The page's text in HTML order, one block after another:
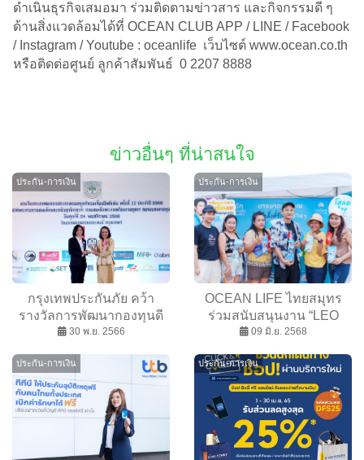
ดำเนินธุรกิจเสมอมา ร่วมติดตามข่าวสาร และกิจกรรมดี ๆ
ด้านสิ่งแวดล้อมได้ที่ OCEAN CLUB APP / LINE / Facebook
/ Instagram / Youtube : oceanlife เว็บไซต์ www.ocean.co.th
หรือติดต่อศูนย์ ลูกค้าสัมพันธ์ 0 2207 8888
ข่าวอื่นๆ ที่น่าสนใจ
ประกัน-การเงิน
กรุงเทพประกันภัย คว้า
รางวัลการพัฒนากองทุนดี
เด่น ปี 2566 มุ่งบริหาร
ชีพ เสริมคุณภาพชีวิตที่ดีให้
พนักงาน
30 พ.ย. 2566
ประกัน-การเงิน
OCEAN LIFE ไทยสมุทร
ร่วมสนับสนุนงาน “LEO
SUPREME Presents Flex
พลังแห่งความรัก สร้าง
ประสบการณ์ความสุขให้คน
รุ่นใหม่
09 มิ.ย. 2568
ประกัน-การเงิน ประกัน-การเงิน